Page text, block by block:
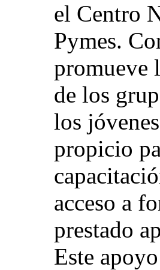
el Centro
Pymes.
promueve
de los
los
propicio
acceso a
prestado
Este